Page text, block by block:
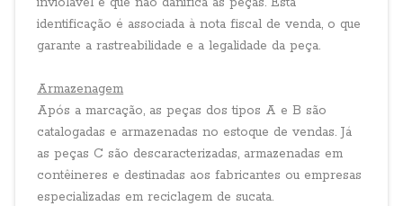
identificação é associada à nota fiscal de venda, o que
garante a rastreabilidade e a legalidade da peça.
Armazenagem
Após a marcação, as peças dos tipos A e B são
catalogadas e armazenadas no estoque de vendas. Já
as peças C são descaracterizadas, armazenadas em
contêineres e destinadas aos fabricantes ou empresas
especializadas em reciclagem de sucata.